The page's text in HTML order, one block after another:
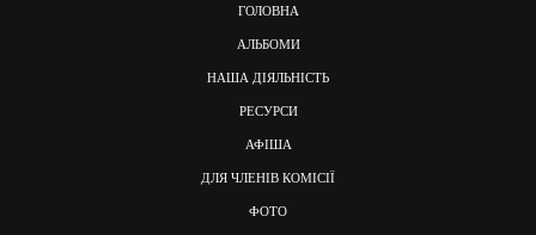
ГОЛОВНА
АЛЬБОМИ
НАША ДІЯЛЬНІСТЬ
РЕСУРСИ
АФІША
ДЛЯ ЧЛЕНІВ КОМІСІЇ
ФОТО